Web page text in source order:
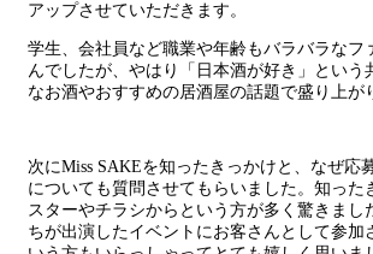
アップさせていただきます。
学生、会社員など職業や年齢もバラバラなフ
んでしたが、やはり「日本酒が好き」という
なお酒やおすすめの居酒屋の話題で盛り上が
次にMiss SAKEを知ったきっかけと、なぜ応
についても質問させてもらいました。知った
スターやチラシからという方が多く驚きまし
ちが出演したイベントにお客さんとして参加